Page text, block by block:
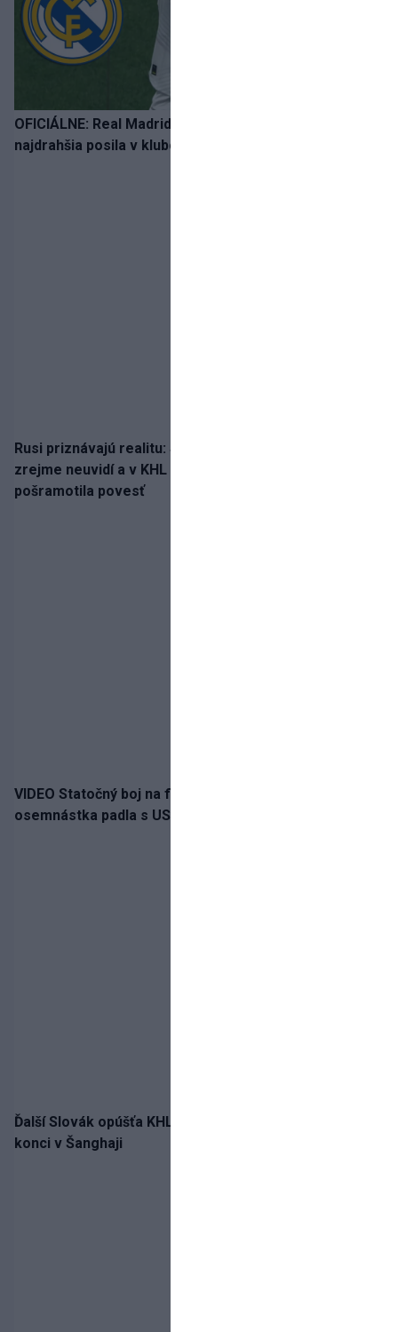
OFICIÁLNE: Real Madrid rozbil bank. Z Lipska prichádza
najdrahšia posila v klubovej histórii
Rusi priznávajú realitu: Spartak milióny od Ružičku
zrejme neuvidí a v KHL si už nezahrá. Liga si
pošramotila povesť
VIDEO Statočný boj na finále nestačil: Slovenská
osemnástka padla s USA a zabojuje o bronz
Ďalší Slovák opúšťa KHL. Patrik Rybár sa dohodol na
konci v Šanghaji